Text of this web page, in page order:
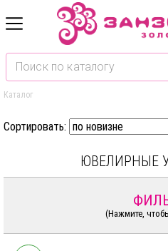
Каталог
Сортировать:
ЮВЕЛИРНЫЕ
(Нажмите,